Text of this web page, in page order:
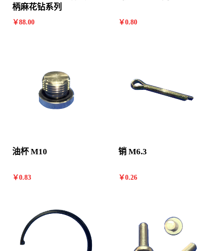
柄麻花钻系列
￥88.00 ￥0.80
油杯 M10
￥0.83
销 M6.3
￥0.26